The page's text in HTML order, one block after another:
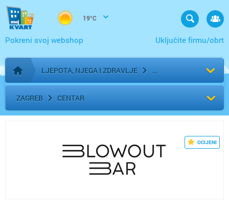
19°C
Uključite firmu/obrt
Pokreni svoj webshop
Početna stranica
LJEPOTA, NJEGA I ZDRAVLJE
ZAGREB CENTAR
OCIJENI